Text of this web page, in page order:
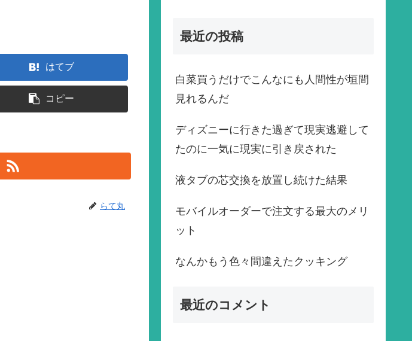
はてブ
コピー
らて丸
最近の投稿
白菜買うだけでこんなにも人間性が垣間
見れるんだ
ディズニーに行きた過ぎて現実逃避して
たのに一気に現実に引き戻された
液タブの芯交換を放置し続けた結果
モバイルオーダーで注文する最大のメリ
ット
なんかもう色々間違えたクッキング
最近のコメント